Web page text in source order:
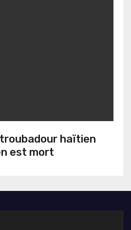
haïtien
est mort